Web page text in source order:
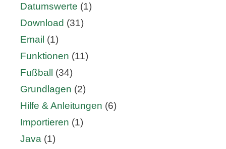
Datumswerte (1)
Download (31)
Email (1)
Funktionen (11)
Fußball (34)
Grundlagen (2)
Hilfe & Anleitungen (6)
Importieren (1)
Java (1)